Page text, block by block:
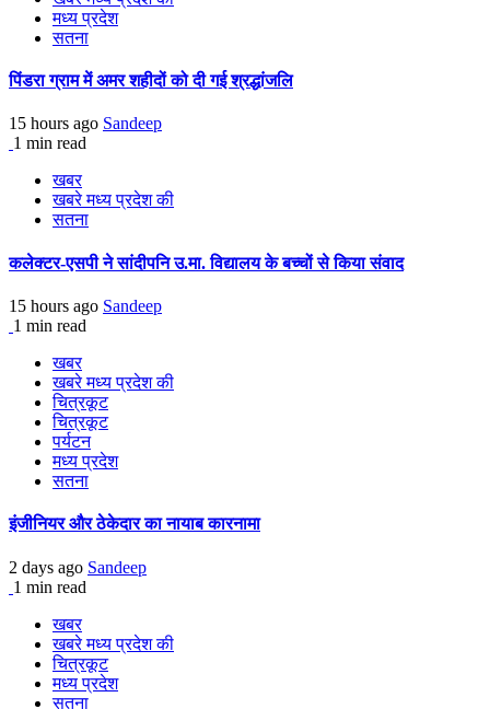
मध्य प्रदेश
सतना
पिंडरा ग्राम में अमर शहीदों को दी गई श्रद्धांजलि
15 hours ago Sandeep
1 min read
खबर
खबरे मध्य प्रदेश की
सतना
कलेक्टर-एसपी ने सांदीपनि उ.मा. विद्यालय के बच्चों से किया संवाद
15 hours ago Sandeep
1 min read
खबर
खबरे मध्य प्रदेश की
चित्रकूट
चित्रकूट
पर्यटन
मध्य प्रदेश
सतना
इंजीनियर और ठेकेदार का नायाब कारनामा
2 days ago Sandeep
1 min read
खबर
खबरे मध्य प्रदेश की
चित्रकूट
मध्य प्रदेश
सतना